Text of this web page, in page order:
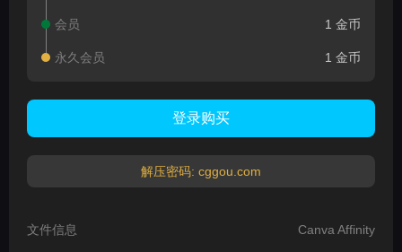
会员 1 金币
永久会员 1 金币
登录购买
解压密码: cggou.com
文件信息 Canva Affinity